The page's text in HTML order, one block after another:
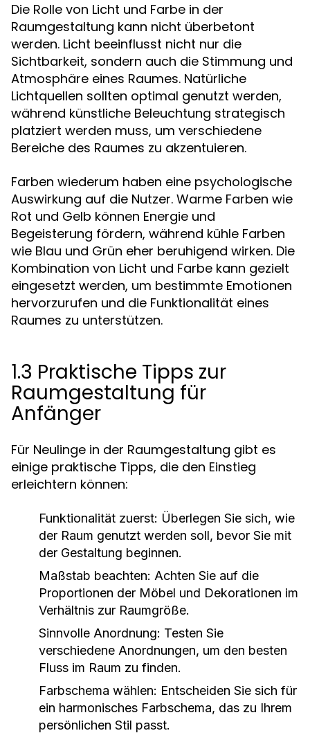
Die Rolle von Licht und Farbe in der
Raumgestaltung kann nicht überbetont
werden. Licht beeinflusst nicht nur die
Sichtbarkeit, sondern auch die Stimmung und
Atmosphäre eines Raumes. Natürliche
Lichtquellen sollten optimal genutzt werden,
während künstliche Beleuchtung strategisch
platziert werden muss, um verschiedene
Bereiche des Raumes zu akzentuieren.
Farben wiederum haben eine psychologische
Auswirkung auf die Nutzer. Warme Farben wie
Rot und Gelb können Energie und
Begeisterung fördern, während kühle Farben
wie Blau und Grün eher beruhigend wirken. Die
Kombination von Licht und Farbe kann gezielt
eingesetzt werden, um bestimmte Emotionen
hervorzurufen und die Funktionalität eines
Raumes zu unterstützen.
1.3 Praktische Tipps zur
Raumgestaltung für
Anfänger
Für Neulinge in der Raumgestaltung gibt es
einige praktische Tipps, die den Einstieg
erleichtern können:
Funktionalität zuerst: Überlegen Sie sich, wie
der Raum genutzt werden soll, bevor Sie mit
der Gestaltung beginnen.
Maßstab beachten: Achten Sie auf die
Proportionen der Möbel und Dekorationen im
Verhältnis zur Raumgröße.
Sinnvolle Anordnung: Testen Sie
verschiedene Anordnungen, um den besten
Fluss im Raum zu finden.
Farbschema wählen: Entscheiden Sie sich für
ein harmonisches Farbschema, das zu Ihrem
persönlichen Stil passt.